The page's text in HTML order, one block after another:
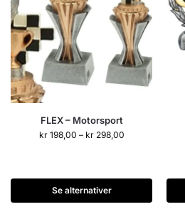
FLEX – Motorsport
kr198,00 – kr298,00
Se alternativer